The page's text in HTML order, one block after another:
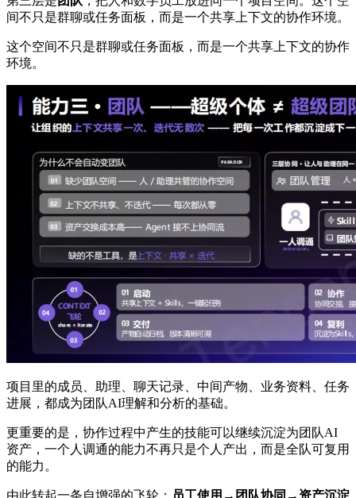
间不只是群聊或任务面板，而是一个共享上下文的协作环境。
这个空间不只是群聊或任务面板，而是一个共享上下文的协作
环境。
项目里的成员、助理、聊天记录、中间产物、业务资料、任务
进展，都成为团队AI理解和分析的基础。
更重要的是，协作过程中产生的技能可以继续沉淀为团队AI
资产，一个人调通的能力不再只是个人产出，而是全队可复用
的能力。
由此转起一条自增强的飞轮： 员工使用→团队协同→资产沉淀